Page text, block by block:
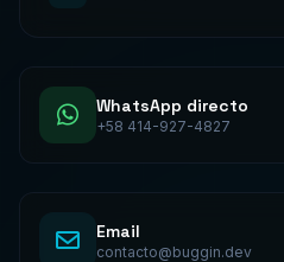
WhatsApp directo
+58 414-927-4827
Email
contacto@buggin.dev